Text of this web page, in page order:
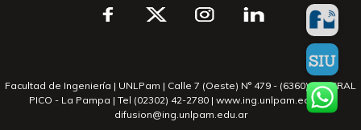
Facultad de Ingeniería | UNLPam | Calle 7 (Oeste) N° 479 - (6360) GENERAL
PICO - La Pampa | Tel (02302) 42-2780 | www.ing.unlpam.edu.ar |
difusion@ing.unlpam.edu.ar